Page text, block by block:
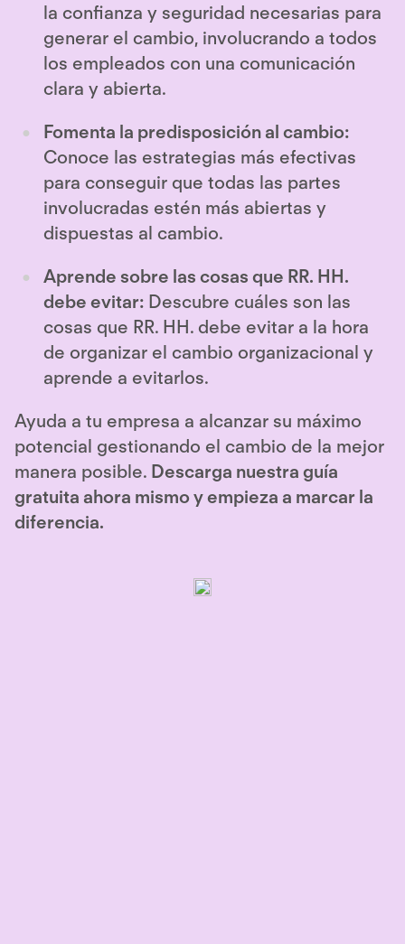
la confianza y seguridad necesarias para
generar el cambio, involucrando a todos
los empleados con una comunicación
clara y abierta.
Fomenta la predisposición al cambio:
Conoce las estrategias más efectivas
para conseguir que todas las partes
involucradas estén más abiertas y
dispuestas al cambio.
Aprende sobre las cosas que RR. HH.
debe evitar: Descubre cuáles son las
cosas que RR. HH. debe evitar a la hora
de organizar el cambio organizacional y
aprende a evitarlos.
Ayuda a tu empresa a alcanzar su máximo
potencial gestionando el cambio de la mejor
manera posible. Descarga nuestra guía
gratuita ahora mismo y empieza a marcar la
diferencia.